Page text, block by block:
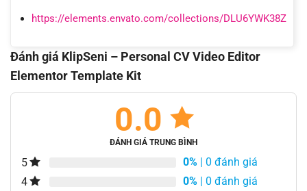
https://elements.envato.com/collections/DLU6YWK38Z
Đánh giá KlipSeni – Personal CV Video Editor
Elementor Template Kit
0.0
ĐÁNH GIÁ TRUNG BÌNH
5 0% | 0 đánh giá
4
0% | 0 đánh giá